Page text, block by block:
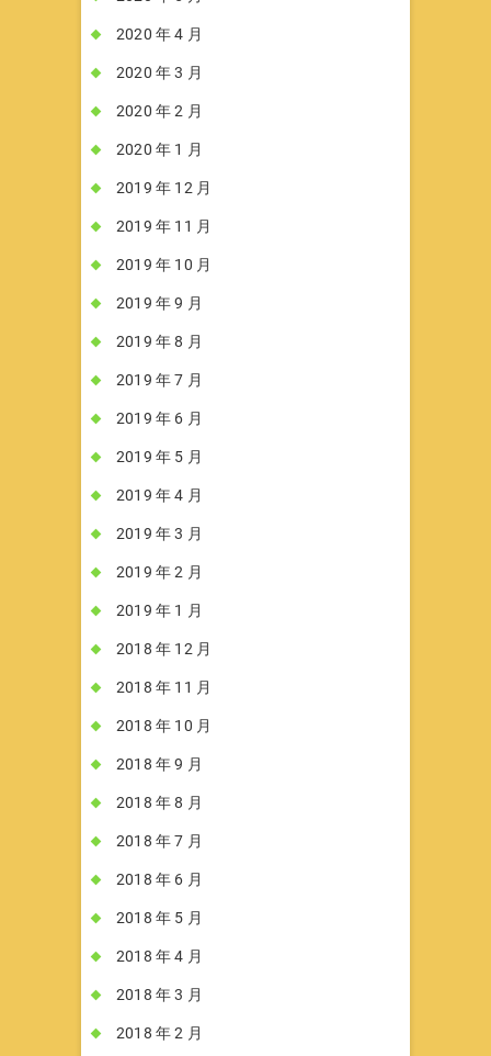
2020 年 4 月
2020 年 3 月
2020 年 2 月
2020 年 1 月
2019 年 12 月
2019 年 11 月
2019 年 10 月
2019 年 9 月
2019 年 8 月
2019 年 7 月
2019 年 6 月
2019 年 5 月
2019 年 4 月
2019 年 3 月
2019 年 2 月
2019 年 1 月
2018 年 12 月
2018 年 11 月
2018 年 10 月
2018 年 9 月
2018 年 8 月
2018 年 7 月
2018 年 6 月
2018 年 5 月
2018 年 4 月
2018 年 3 月
2018 年 2 月